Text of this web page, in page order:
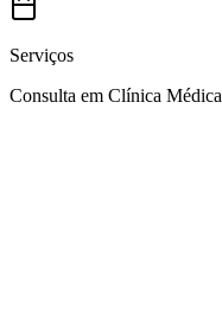
Serviços
Consulta em Clínica Médica